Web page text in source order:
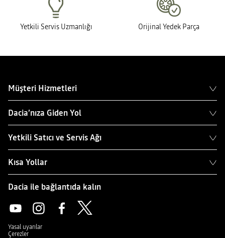
Yetkili Servis Uzmanlığı Orijinal Yedek Parça
Müşteri Hizmetleri
Dacia’nıza Giden Yol
Yetkili Satıcı ve Servis Ağı
Kısa Yollar
Dacia ile bağlantıda kalın
Yasal uyarılar
Çerezler